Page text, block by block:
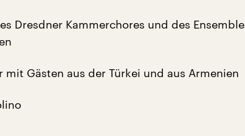
Dresdner Kammerchores und des
mit Gästen aus der Türkei und aus Armenien